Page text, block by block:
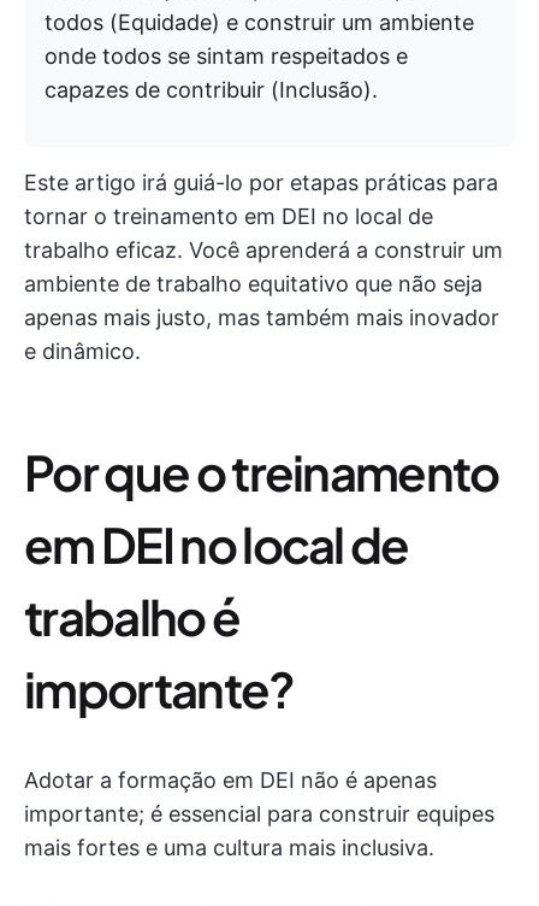
todos (Equidade) e construir um ambiente
onde todos se sintam respeitados e
capazes de contribuir (Inclusão).
Este artigo irá guiá-lo por etapas práticas para
tornar o treinamento em DEI no local de
trabalho eficaz. Você aprenderá a construir um
ambiente de trabalho equitativo que não seja
apenas mais justo, mas também mais inovador
e dinâmico.
Por que o treinamento
em DEI no local de
trabalho é
importante?
Adotar a formação em DEI não é apenas
importante; é essencial para construir equipes
mais fortes e uma cultura mais inclusiva.